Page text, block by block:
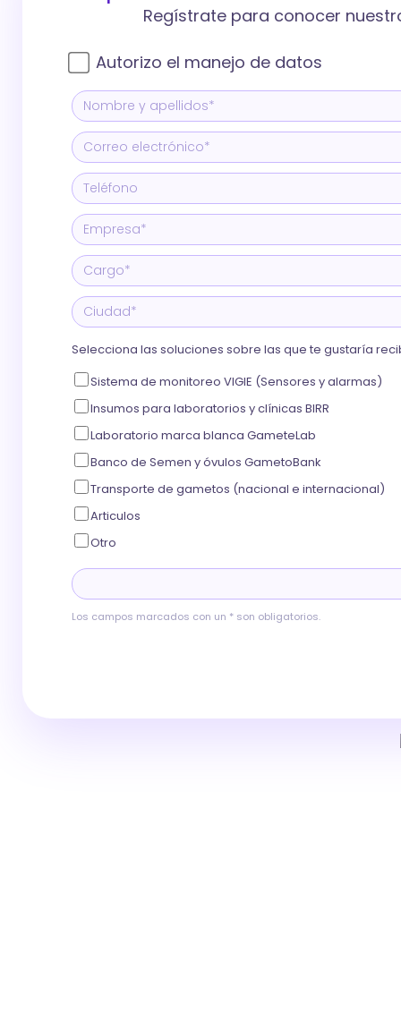
Regístrate para conocer
Autorizo el manejo de datos
Selecciona las soluciones sobre las que te gustaría
Sistema de monitoreo VIGIE (Sensores y alarmas)
Insumos para laboratorios y clínicas BIRR
Laboratorio marca blanca GameteLab
Banco de Semen y óvulos GametoBank
Transporte de gametos (nacional e internacional)
Articulos
Otro
Los campos marcados con un * son obligatorios.